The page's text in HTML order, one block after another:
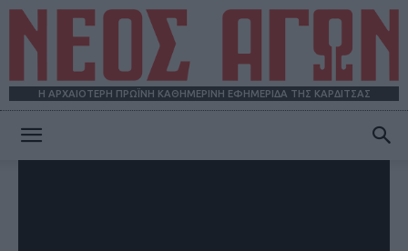
Η ΑΡΧΑΙΟΤΕΡΗ ΠΡΩΪΝΗ ΚΑΘΗΜΕΡΙΝΗ ΕΦΗΜΕΡΙΔΑ ΤΗΣ ΚΑΡΔΙΤΣΑΣ